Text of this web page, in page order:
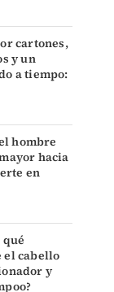
cartones,
y un
a tiempo:
hombre
hacia
en
el cabello
y